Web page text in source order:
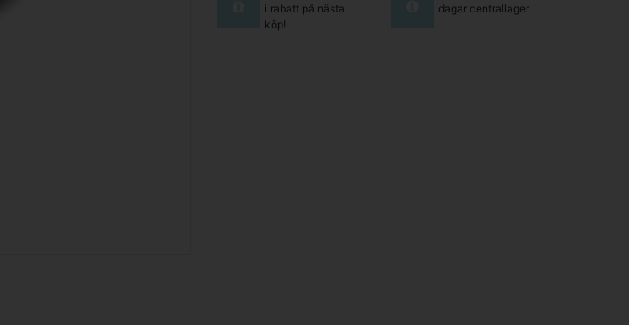
i rabatt på nästa
köp!
dagar centrallager